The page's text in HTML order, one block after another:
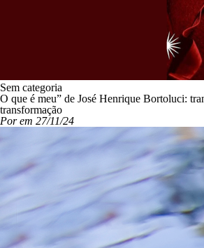
Sem categoria
O que é meu” de José Henrique Bortoluci:
transformação
Por em 27/11/24